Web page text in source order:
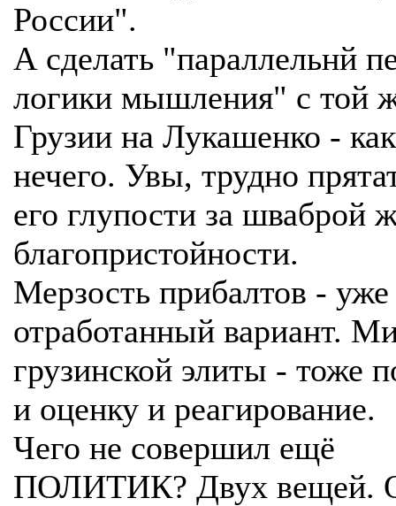
России".
А сделать "параллельнй
логики мышления" с той
Грузии на Лукашенко -
нечего. Увы, трудно
его глупости за шваброй
благопристойности.
Мерзость прибалтов - уже
отработанный вариант.
грузинской элиты - тоже
и оценку и реагирование.
Чего не совершил ещё
ПОЛИТИК? Двух вещей.